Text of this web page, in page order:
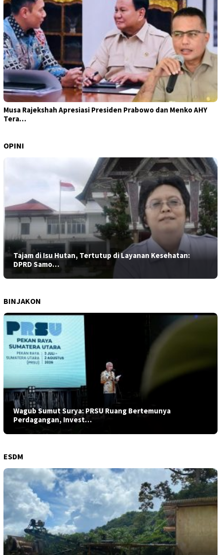
Musa Rajekshah Apresiasi Presiden Prabowo dan Menko AHY
Tera…
OPINI
Tajam di Isu Hutan, Tertutup di Layanan Kesehatan:
DPRD Samo…
BINJAKON
Wagub Sumut Surya: PRSU Ruang Bertemunya
Perdagangan, Invest…
ESDM